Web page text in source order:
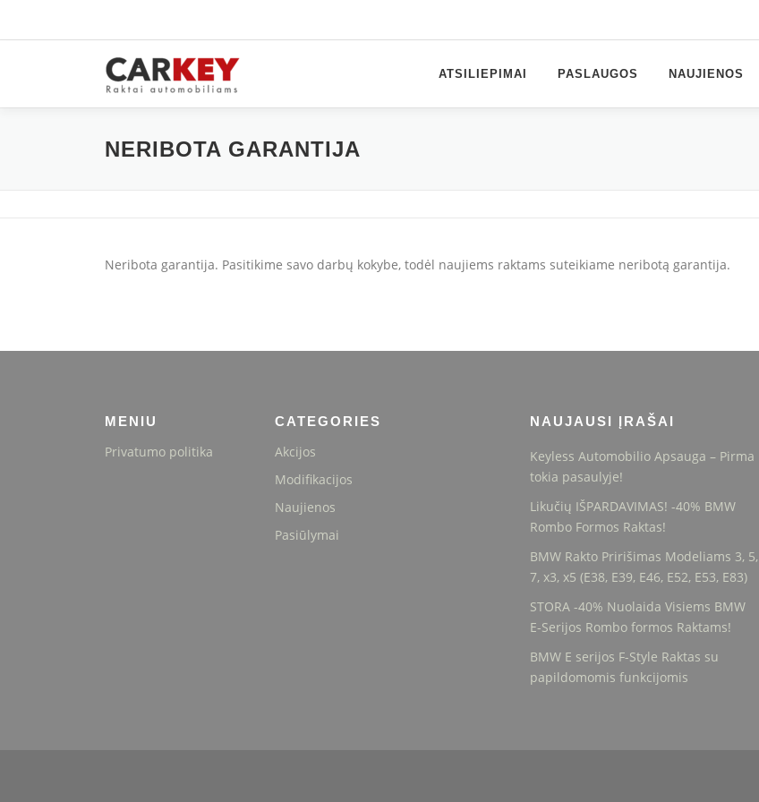
ATSILIEPIMAI PASLAUGOS NAUJIENOS
NERIBOTA GARANTIJA
Neribota garantija. Pasitikime savo darbų kokybe, todėl naujiems raktams suteikiame neribotą garantija.
MENIU
Privatumo politika
CATEGORIES
Akcijos
Modifikacijos
Naujienos
Pasiūlymai
NAUJAUSI ĮRAŠAI
Keyless Automobilio Apsauga – Pirma
tokia pasaulyje!
Likučių IŠPARDAVIMAS! -40% BMW
Rombo Formos Raktas!
BMW Rakto Pririšimas Modeliams 3, 5,
7, x3, x5 (E38, E39, E46, E52, E53, E83)
STORA -40% Nuolaida Visiems BMW
E-Serijos Rombo formos Raktams!
BMW E serijos F-Style Raktas su
papildomomis funkcijomis